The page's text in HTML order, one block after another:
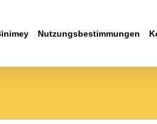
Nutzungsbestimmungen